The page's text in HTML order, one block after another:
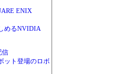
ENIX
めるNVIDIA
信
ット登場のロボ